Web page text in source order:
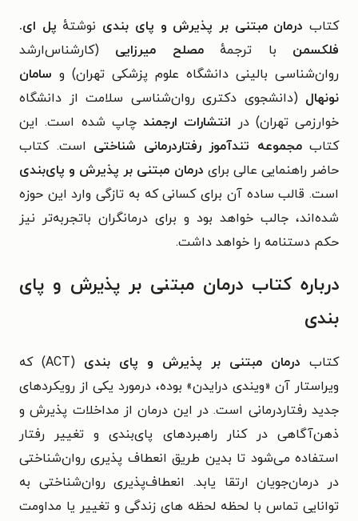
کتابدرمان مبتنی بر پذیرش و پای بندی نوشتهٔ پل ای.
فلکسمن با ترجمهٔمصلح میرزایی (کارشناس‌ارشد
روان‌شناسی بالینی دانشگاه علوم پزشکی تهران) و سامان
نونهال(دانشجوی دکتری روان‌شناسی سلامت از دانشگاه
خوارزمی تهران) در انتشارات ارجمند چاپ شده است. این
کتابمجموعه تندآموز رفتاردرمانی شناختی است.کتاب
حاضر راهنمایی عالی برای درمان مبتنی بر پذیرش و پای‌بندی
است. قالب ساده آن برای کسانی که به تازگی وارد این حوزه
شده‌اند، جالب خواهد بود و برای درمانگران باتجربه‌تر نیز
حکم دستنامه را خواهد داشت.
درباره کتاب درمان مبتنی بر پذیرش و پای
بندی
کتاب درمان مبتنی بر پذیرش و پای بندی
(ACT) که
ویراستار آن «ویندی درایدن» بوده، درمورد یکی از رویکردهای
جدید رفتاردرمانی است. در این درمان از مداخلات پذیرش و
ذهن‌آگاهی در کنار راهبردهای پای‌بندی و تغییر رفتار
استفاده می‌شود تا بدین طریق انعطاف‌ پذیری روان‌شناختی
در درمان‌جویان ارتقا یابد. انعطاف‌پذیری روان‌شناختی به
توانایی تماس با لحظه لحظه ‌های زندگی و تغییر یا مداومت